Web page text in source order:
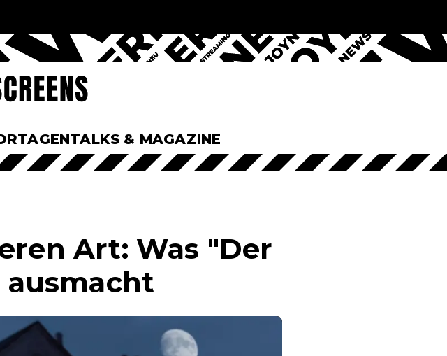
TALKS & MAGAZINE
Art: Was "Der
ausmacht